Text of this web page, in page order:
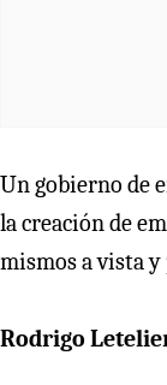
Un gobierno de
la creación de
mismos a vista y
Rodrigo